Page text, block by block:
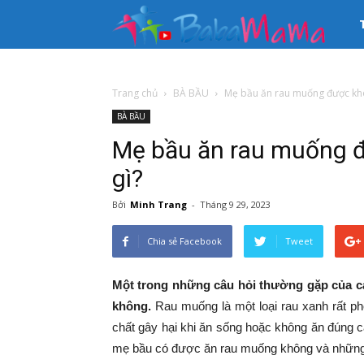
Bé
Trang chủ BÀ BẦU Mẹ bầu ăn rau muống được
BÀ BẦU
Mẹ bầu ăn rau muống
gì?
Bởi Minh Trang - Tháng 9 29, 2023
Chia sẻ Facebook Tweet
Một trong những câu hỏi thường gặp của
không. Rau muống là một loại rau xanh rất
chất gây hại khi ăn sống hoặc không ăn đúng
mẹ bầu có được ăn rau muống không và